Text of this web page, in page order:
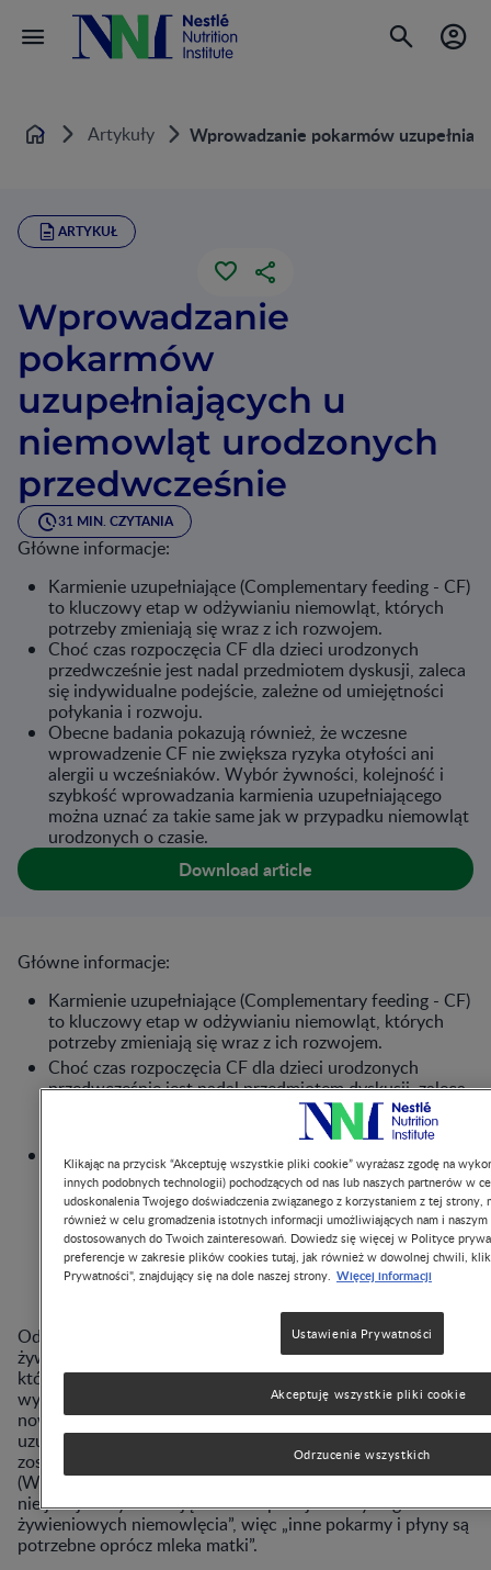
Home Artykuły Wprowadzanie pokarmów
ARTYKUŁ
Wprowadzanie
pokarmów
uzupełniających u
niemowląt urodzonych
przedwcześnie
31 MIN. CZYTANIA
Główne informacje:
Karmienie uzupełniające (Complementary feeding - CF)
to kluczowy etap w odżywianiu niemowląt, których
potrzeby zmieniają się wraz z ich rozwojem.
Choć czas rozpoczęcia CF dla dzieci urodzonych
przedwcześnie jest nadal przedmiotem dyskusji, zaleca
się indywidualne podejście, zależne od umiejętności
połykania i rozwoju.
Obecne badania pokazują również, że wczesne
wprowadzenie CF nie zwiększa ryzyka otyłości ani
alergii u wcześniaków. Wybór żywności, kolejność i
szybkość wprowadzania karmienia uzupełniającego
można uznać za takie same jak w przypadku niemowląt
urodzonych o czasie.
Download article
Główne informacje:
Karmienie uzupełniające (Complementary feeding - CF)
to kluczowy etap w odżywianiu niemowląt, których
potrzeby zmieniają się wraz z ich rozwojem.
Choć czas rozpoczęcia CF dla dzieci urodzonych
przedwcześnie jest nadal przedmiotem dyskusji, zaleca
się indywidualne podejście, zależne od umiejętności
Obecne badania pokazują również, że wczesne
wprowadzenie CF nie zwiększa ryzyka otyłości ani
alergii u wcześniaków. Wybór żywności, kolejność i
szybkość wprowadzania karmienia uzupełniającego
można uznać za takie same jak w przypadku niemowląt
urodzonych o czasie.
Odpowiednie zarządzanie wczesnymi potrzebami
żywieniowymi jest niezwykle istotne dla wcześniaków,
którzy stanowią wrażliwą grupę o specyficznych
wymaganiach żywieniowych, różniących się od potrzeb
noworodków urodzonych o czasie. Karmienie
uzupełniające (CF; lub proces odstawienia od piersi)
zostało zdefiniowane przez Światową Organizację Zdrowia
(WHO) jako „proces rozpoczynający się, gdy mleko matki
nie jest już wystarczające dla zaspokojenia wymagań
żywieniowych niemowlęcia”, więc „inne pokarmy i płyny są
potrzebne oprócz mleka matki”.
Klikając na przycisk “Akceptuję wszystkie pliki cookie” wyrażasz zgodę na
innych podobnych technologii) pochodzących od nas lub naszych partnerów w
udoskonalenia Twojego doświadczenia związanego z korzystaniem z tej
również w celu gromadzenia istotnych informacji umożliwiających nam i
dostosowanych do Twoich zainteresowań. Dowiedz się więcej w Polityce
preferencje w zakresie plików cookies tutaj, jak również w dowolnej chwili,
Prywatności", znajdujący się na dole naszej strony. Więcej informacji
Ustawienia Prywatności
Odrzucenie wszystkich
Akceptuję wszystkie pliki cookie